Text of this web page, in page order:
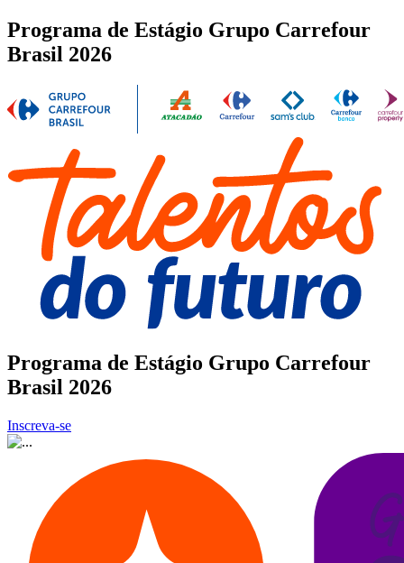
Programa de Estágio Grupo Carrefour
Brasil 2026
Programa de Estágio Grupo Carrefour
Brasil 2026
Inscreva-se